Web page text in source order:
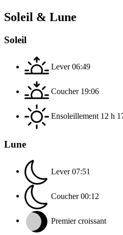
Soleil & Lune
Soleil
Lever 06:49
Coucher 19:06
Ensoleillement 12 h
Lune
Lever 07:51
Coucher 00:12
Premier croissant